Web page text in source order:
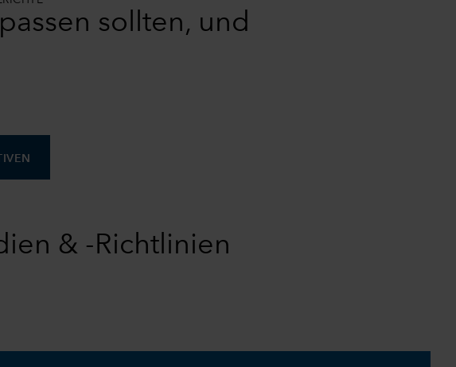
sollten, und
& -Richtlinien